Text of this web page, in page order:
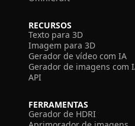
RECURSOS
Texto para 3D
Imagem para 3D
Gerador de vídeo com IA
Gerador de imagens com
API
FERRAMENTAS
Gerador de HDRI